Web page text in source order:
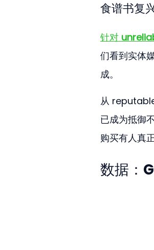
食谱书复
针对
们看到实体
成。
从
已成为抵御
购买有人真
数据：